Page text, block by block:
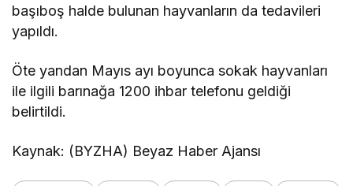
başıboş halde bulunan hayvanların da tedavileri
yapıldı.
Öte yandan Mayıs ayı boyunca sokak hayvanları
ile ilgili barınağa 1200 ihbar telefonu geldiği
belirtildi.
Kaynak: (BYZHA) Beyaz Haber Ajansı